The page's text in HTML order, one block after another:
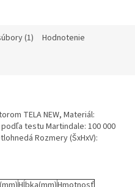
(1) Hodnotenie
TELA NEW, Materiál:
testu Martindale: 100 000
Rozmery (ŠxHxV):